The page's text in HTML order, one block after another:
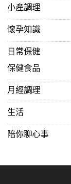
小產調理
懷孕知識
日常保健
保健食品
月經調理
生活
陪你聊心事